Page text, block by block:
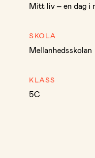
Mitt liv – en dag i
SKOLA
Mellanhedsskolan
KLASS
5C